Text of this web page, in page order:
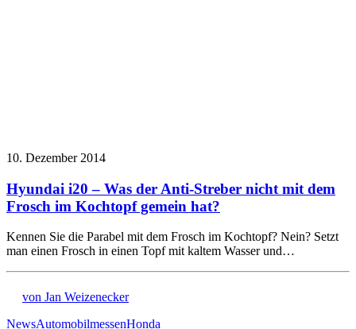
10. Dezember 2014
Hyundai i20 – Was der Anti-Streber nicht mit dem
Frosch im Kochtopf gemein hat?
Kennen Sie die Parabel mit dem Frosch im Kochtopf? Nein? Setzt
man einen Frosch in einen Topf mit kaltem Wasser und…
von Jan Weizenecker
NewsAutomobilmessenHonda